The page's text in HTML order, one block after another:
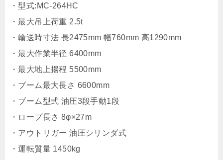
・型式:MC-264HC
・最大吊上荷重 2.5t
・輸送時寸法 長2475mm 幅760mm 高1290mm
・最大作業半径 6400mm
・最大地上揚程 5500mm
・ブーム最大長さ 6600mm
・ブーム型式 油圧3段手動1段
・ロープ長さ 8φ×27m
・アウトリガー 油圧シリンダ式
・運転質量 1450kg